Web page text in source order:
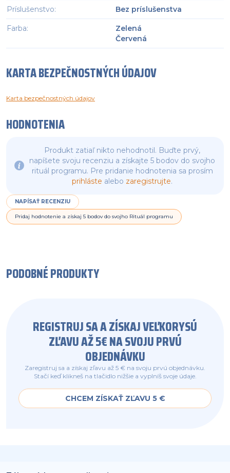
Príslušenstvo: Bez príslušenstva
Farba:
Zelená
Červená
KARTA BEZPEČNOSTNÝCH ÚDAJOV
Karta bezpečnostných údajov
HODNOTENIA
Produkt zatiaľ nikto nehodnotil. Buďte prvý,
napíšete svoju recenziu a získajte 5 bodov do svojho
rituál programu. Pre pridanie hodnotenia sa prosím
prihláste alebo zaregistrujte.
NAPÍSAŤ RECENZIU
Pridaj hodnotenie a získaj 5 bodov do svojho Rituál programu
PODOBNÉ PRODUKTY
REGISTRUJ SA A ZÍSKAJ VEĽKORYSÚ
ZĽAVU AŽ 5€ NA SVOJU PRVÚ
OBJEDNÁVKU
Zaregistruj sa a získaj zľavu až 5 € na svoju prvú objednávku.
Stačí keď klikneš na tlačidlo nižšie a vyplníš svoje údaje.
CHCEM ZÍSKAŤ ZĽAVU 5 €